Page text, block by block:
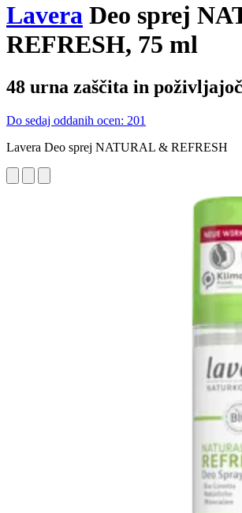
Lavera Deo sprej
REFRESH, 75 ml
48 urna zaščita in
Do sedaj oddanih ocen: 201
Lavera Deo sprej NATURAL & REFRESH